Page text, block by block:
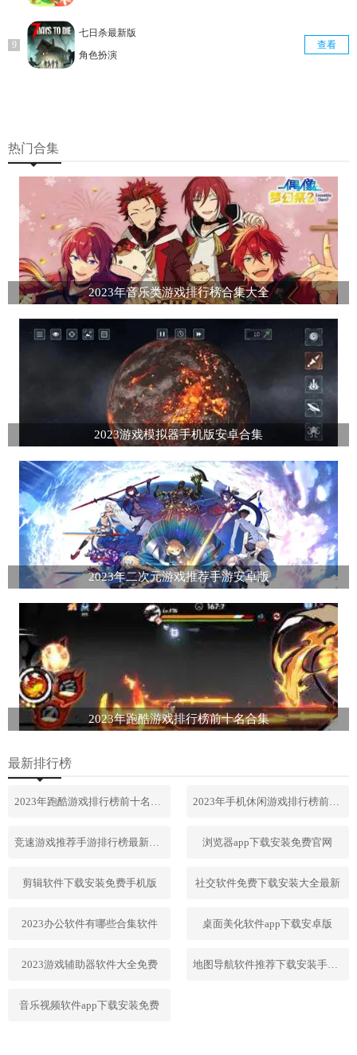
七日杀最新版
角色扮演
查看
热门合集
2023年音乐类游戏排行榜合集大全
2023游戏模拟器手机版安卓合集
2023年二次元游戏推荐手游安卓版
2023年跑酷游戏排行榜前十名合集
最新排行榜
2023年跑酷游戏排行榜前十名合集 2023年手机休闲游戏排行榜前十名
竞速游戏推荐手游排行榜最新2023 浏览器app下载安装免费官网
剪辑软件下载安装免费手机版 社交软件免费下载安装大全最新
2023办公软件有哪些合集软件 桌面美化软件app下载安卓版
2023游戏辅助器软件大全免费 地图导航软件推荐下载安装手机版
音乐视频软件app下载安装免费